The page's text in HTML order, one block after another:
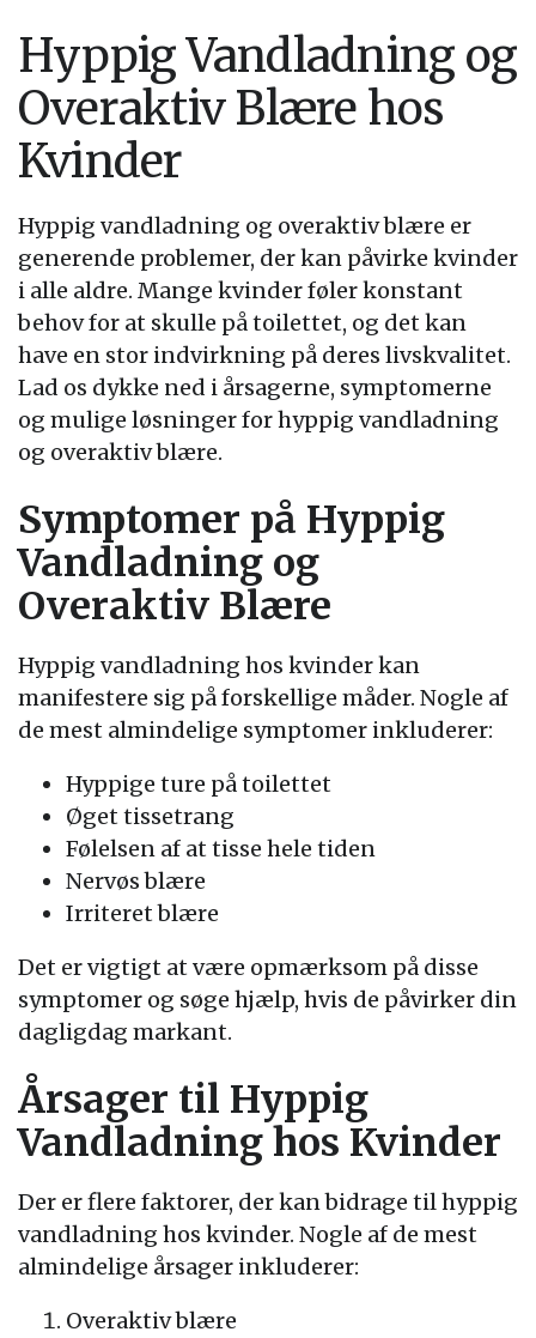
Hyppig Vandladning og
Overaktiv Blære hos
Kvinder
Hyppig vandladning og overaktiv blære er
generende problemer, der kan påvirke kvinder
i alle aldre. Mange kvinder føler konstant
behov for at skulle på toilettet, og det kan
have en stor indvirkning på deres livskvalitet.
Lad os dykke ned i årsagerne, symptomerne
og mulige løsninger for hyppig vandladning
og overaktiv blære.
Symptomer på Hyppig
Vandladning og
Overaktiv Blære
Hyppig vandladning hos kvinder kan
manifestere sig på forskellige måder. Nogle af
de mest almindelige symptomer inkluderer:
Hyppige ture på toilettet
Øget tissetrang
Følelsen af at tisse hele tiden
Nervøs blære
Irriteret blære
Det er vigtigt at være opmærksom på disse
symptomer og søge hjælp, hvis de påvirker din
dagligdag markant.
Årsager til Hyppig
Vandladning hos Kvinder
Der er flere faktorer, der kan bidrage til hyppig
vandladning hos kvinder. Nogle af de mest
almindelige årsager inkluderer:
Overaktiv blære